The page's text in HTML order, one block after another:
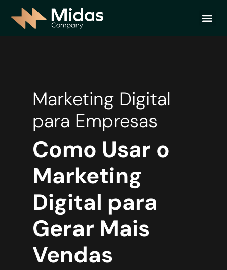
para
Marketing Digital
para Empresas
Como Usar o
Marketing
Digital para
Gerar Mais
Vendas